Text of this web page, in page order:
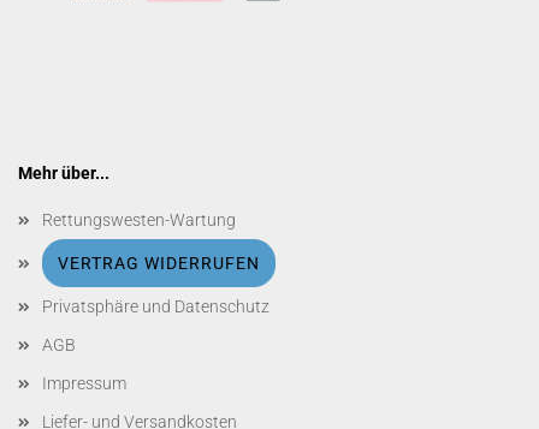
Mehr über...
Rettungswesten-Wartung
VERTRAG WIDERRUFEN
Privatsphäre und Datenschutz
AGB
Impressum
Liefer- und Versandkosten